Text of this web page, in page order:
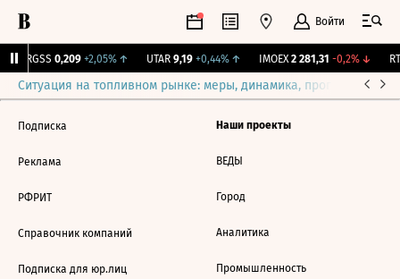
Войти
RGSS 0,209 +2,05%↑ UTAR 9,19 +0,44%↑ IMOEX 2 281,31 -0,2%↓
Ситуация на топливном рынке: меры, динамика, прогнозы
Подписка
Реклама
РФРИТ
Справочник компаний
Подписка для юр.лиц
Наши проекты
ВЕДЫ
Город
Аналитика
Промышленность